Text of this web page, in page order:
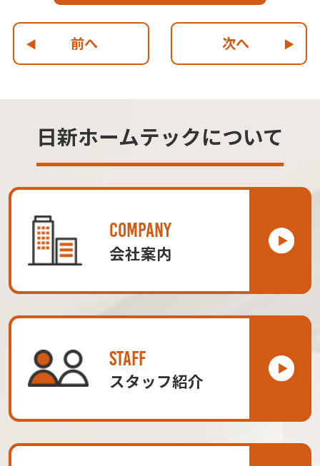
前へ 次へ
日新ホームテックについて
COMPANY
会社案内
STAFF
スタッフ紹介